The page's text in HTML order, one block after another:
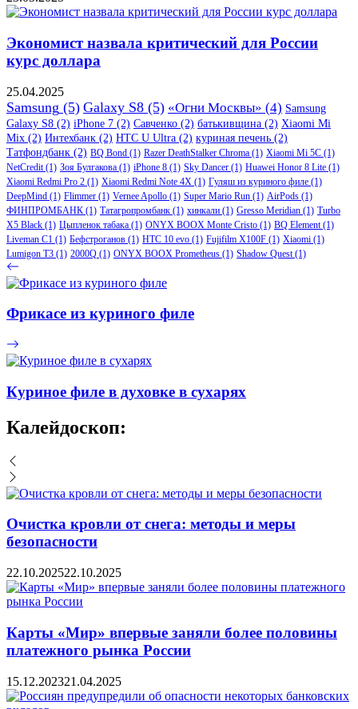
Экономист назвала критический для России
курс доллара
25.04.2025
Samsung (5) Galaxy S8 (5) «Огни Москвы» (4) Samsung
Galaxy S8 (2) iPhone 7 (2) Савченко (2) батькивщина (2) Xiaomi Mi
Mix (2) Интехбанк (2) HTC U Ultra (2) куриная печень (2)
Татфондбанк (2) BQ Bond (1) Razer DeathStalker Chroma (1) Xiaomi Mi 5C (1)
NetCredit (1) Зоя Булгакова (1) iPhone 8 (1) Sky Dancer (1) Huawei Honor 8 Lite (1)
Xiaomi Redmi Pro 2 (1) Xiaomi Redmi Note 4X (1) Гуляш из куриного филе (1)
DeepMind (1) Flimmer (1) Vernee Apollo (1) Super Mario Run (1) AirPods (1)
ФИНПРОМБАНК (1) Татагропромбанк (1) хинкали (1) Gresso Meridian (1) Turbo
X5 Black (1) Цыпленок табака (1) ONYX BOOX Monte Cristo (1) BQ Element (1)
Liveman C1 (1) Бефстроганов (1) HTC 10 evo (1) Fujifilm X100F (1) Xiaomi (1)
Lumigon T3 (1) 2000Q (1) ONYX BOOX Prometheus (1) Shadow Quest (1)
Фрикасе из куриного филе
Куриное филе в духовке в сухарях
Калейдоскоп:
Очистка кровли от снега: методы и меры
безопасности
22.10.202522.10.2025
Карты «Мир» впервые заняли более половины
платежного рынка России
15.12.202321.04.2025